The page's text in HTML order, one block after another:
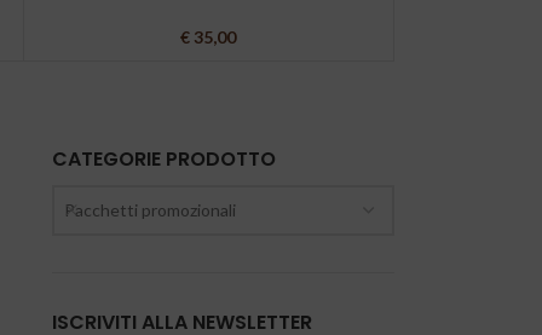
€ 35,00
CATEGORIE PRODOTTO
Pacchetti promozionali
ISCRIVITI ALLA NEWSLETTER